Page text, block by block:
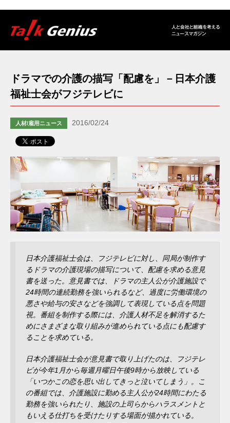
ドラマでの介護の描写「配慮を」－日本介護
福祉士会がフジテレビに
人材/雇用ニュース 2016/02/24
日本介護福祉士会は、フジテレビに対し、同局が制作す
るドラマの介護現場の描写について、配慮を求める意見
書を送った。意見書では、ドラマの主人公が介護施設で
24時間の連続勤務を強いられるなど、過度に労働環境の
悪さや給与の安さなどを強調して表現している点を問題
視。番組を制作する際には、介護人材不足を解消するた
めにさまざまな取り組みが進められている点にも配慮す
ることを求めている。
日本介護福祉士会が意見書で取り上げたのは、フジテレ
ビが今年1月から毎週月曜日午後9時から放映している
「いつかこの恋を思い出してきっと泣いてしまう」。こ
の番組では、介護施設に勤める主人公が24時間にわたる
勤務を強いられたり、施設の上司らからハラスメントと
もいえる仕打ちを受けたりする場面が描かれている。